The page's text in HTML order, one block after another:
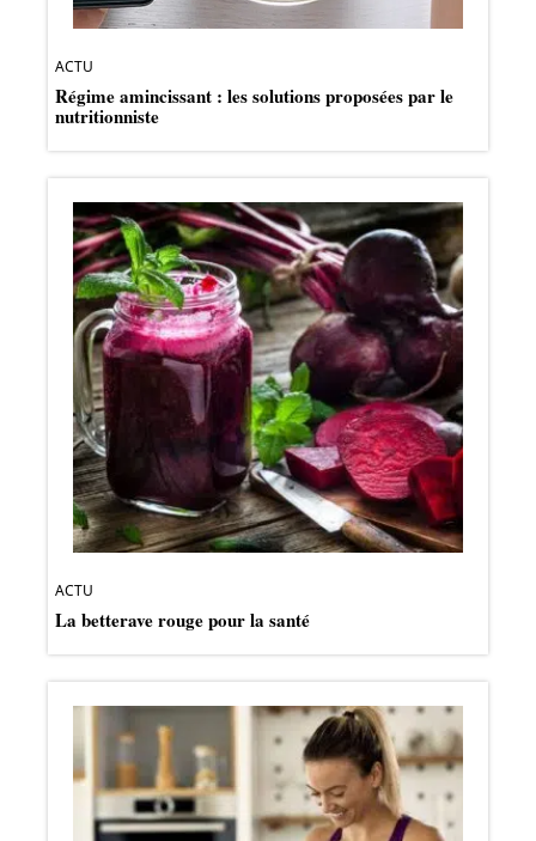
ACTU
Régime amincissant : les solutions proposées par le
nutritionniste
ACTU
La betterave rouge pour la santé